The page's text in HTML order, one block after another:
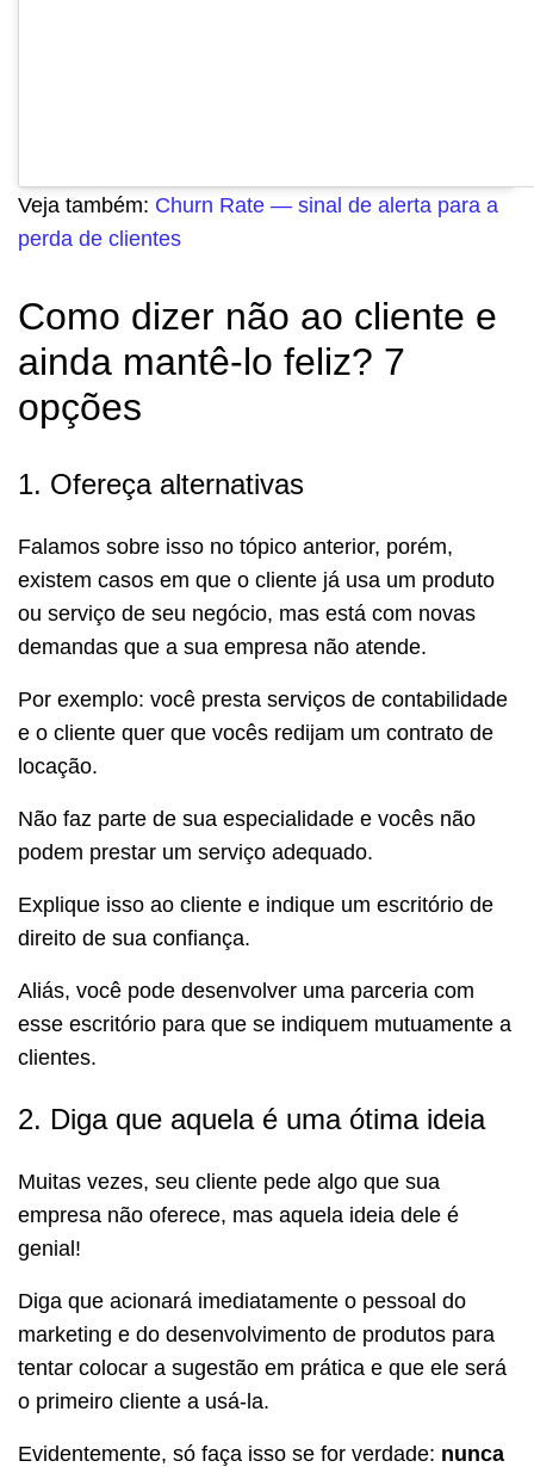
Veja também: Churn Rate — sinal de alerta para a
perda de clientes
Como dizer não ao cliente e
ainda mantê-lo feliz? 7
opções
1. Ofereça alternativas
Falamos sobre isso no tópico anterior, porém,
existem casos em que o cliente já usa um produto
ou serviço de seu negócio, mas está com novas
demandas que a sua empresa não atende.
Por exemplo: você presta serviços de contabilidade
e o cliente quer que vocês redijam um contrato de
locação.
Não faz parte de sua especialidade e vocês não
podem prestar um serviço adequado.
Explique isso ao cliente e indique um escritório de
direito de sua confiança.
Aliás, você pode desenvolver uma parceria com
esse escritório para que se indiquem mutuamente a
clientes.
2. Diga que aquela é uma ótima ideia
Muitas vezes, seu cliente pede algo que sua
empresa não oferece, mas aquela ideia dele é
genial!
Diga que acionará imediatamente o pessoal do
marketing e do desenvolvimento de produtos para
tentar colocar a sugestão em prática e que ele será
o primeiro cliente a usá-la.
Evidentemente, só faça isso se for verdade: nunca